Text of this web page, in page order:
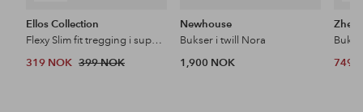
Ellos Collection
Flexy Slim fit tregging i superstretch
319 NOK 399 NOK
Newhouse
Bukser i twill Nora
1,900 NOK
749